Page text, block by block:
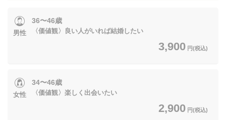
男性
36〜46歳
〈価値観〉良い人がいれば結婚したい
3,900 円(税込)
女性
34〜46歳
〈価値観〉楽しく出会いたい
2,900 円(税込)